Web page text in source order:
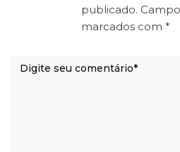
publicado.
marcados com *